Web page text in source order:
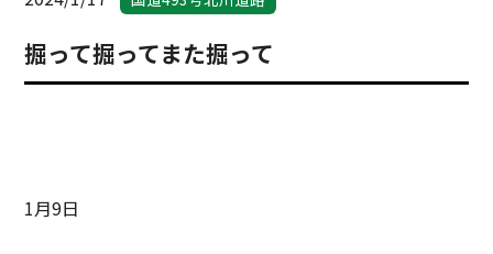
掘って掘ってまた掘って
1月9日